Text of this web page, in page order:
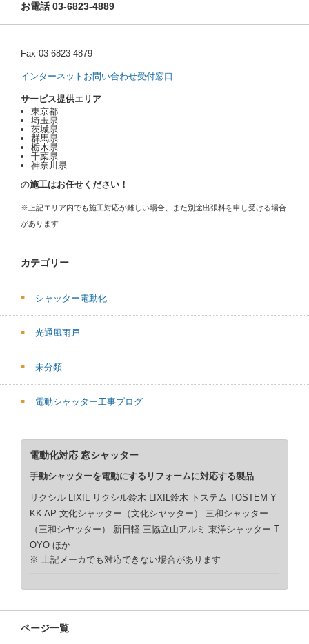
お電話 03-6823-4889
Fax 03-6823-4879
インターネットお問い合わせ受付窓口
サービス提供エリア
東京都
埼玉県
茨城県
群馬県
栃木県
千葉県
神奈川県
の施工はお任せください！
※上記エリア内でも施工対応が難しい場合、また別途出張料を申し受ける場合
があります
カテゴリー
シャッター電動化
光通風雨戸
未分類
電動シャッター工事ブログ
電動化対応 窓シャッター
手動シャッターを電動にするリフォームに対応する製品
リクシル LIXIL リクシル鈴木 LIXIL鈴木 トステム TOSTEM Y
KK AP 文化シャッター（文化シヤッター） 三和シャッター
（三和シヤッター） 新日軽 三協立山アルミ 東洋シャッター T
OYO ほか
※ 上記メーカでも対応できない場合があります
ページ一覧